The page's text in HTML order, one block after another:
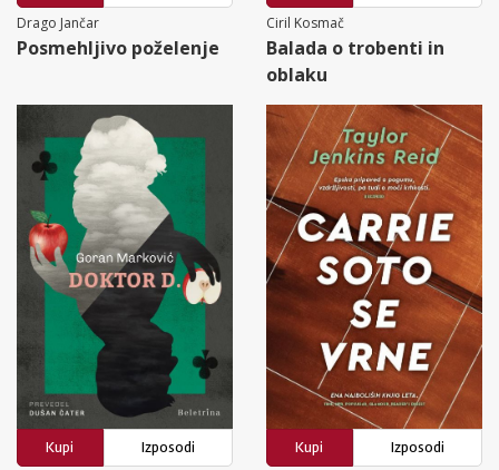
Drago Jančar
Posmehljivo poželenje
Ciril Kosmač
Balada o trobenti in
oblaku
Kupi
Izposodi
Kupi
Izposodi